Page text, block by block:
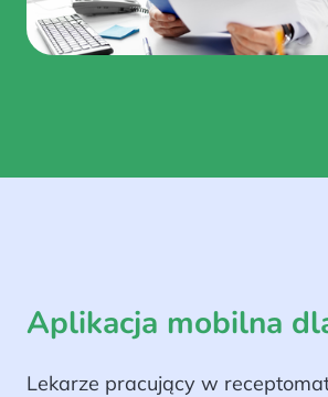
Aplikacja mobilna
Lekarze pracujący w